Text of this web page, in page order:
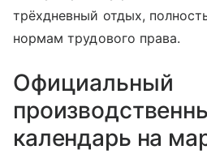
трёхдневный отдых,
нормам трудового права.
Официальный
календарь на